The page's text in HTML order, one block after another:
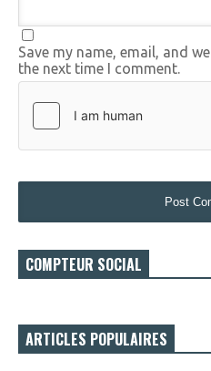
Save my name, email, and
the next time I comment.
COMPTEUR SOCIAL
ARTICLES POPULAIRES